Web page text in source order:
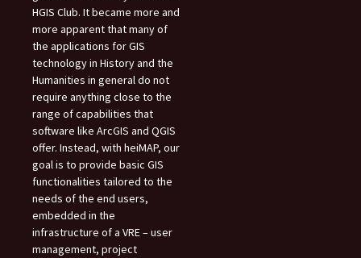
HGIS Club. It became more and
more apparent that many of
the applications for GIS
technology in History and the
Humanities in general do not
require anything close to the
range of capabilities that
software like ArcGIS and QGIS
offer. Instead, with heiMAP, our
goal is to provide basic GIS
functionalities tailored to the
needs of the end users,
embedded in the
infrastructure of a VRE – user
management, project